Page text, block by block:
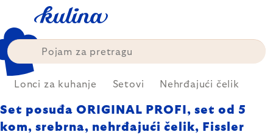
content
Lonci za kuhanje Setovi Nehrđajući čelik
Set posuđa ORIGINAL PROFI, set od 5
kom, srebrna, nehrđajući čelik, Fissler